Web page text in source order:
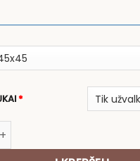
*
kiekis: Kalėdinis